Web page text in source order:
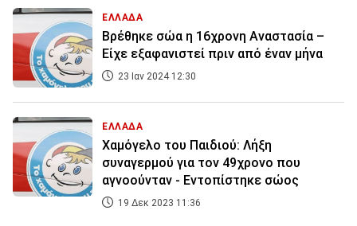
ΕΛΛΑΔΑ
Βρέθηκε σώα η 16χρονη Αναστασία –
Είχε εξαφανιστεί πριν από έναν μήνα
23 Ιαν 2024 12:30
ΕΛΛΑΔΑ
Χαμόγελο του Παιδιού: Λήξη
συναγερμού για τον 49χρονο που
αγνοούνταν - Εντοπίστηκε σώος
19 Δεκ 2023 11:36